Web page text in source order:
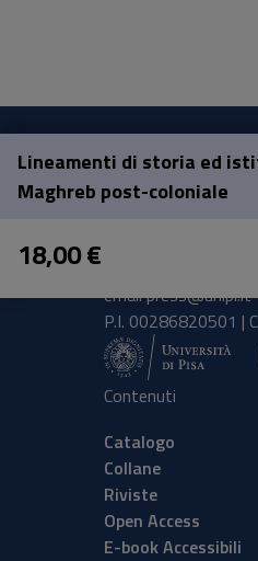
Lineamenti di storia ed
Maghreb post-coloniale
18,00 €
Pisa
emailpress@unipi.it
P.I. 00286820501 |
Contenuti
Catalogo
Collane
Riviste
Open Access
E-book Accessibili